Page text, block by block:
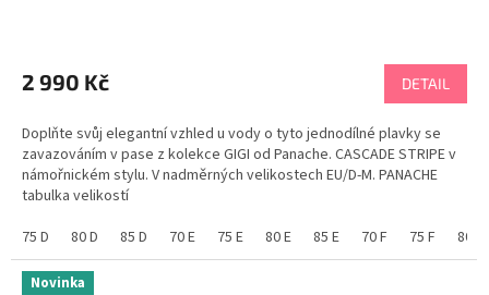
2 990 Kč DETAIL
Doplňte svůj elegantní vzhled u vody o tyto jednodílné plavky se
zavazováním v pase z kolekce GIGI od Panache. CASCADE STRIPE v
námořnickém stylu. V nadměrných velikostech EU/D-M. PANACHE
tabulka velikostí
75 D
80 D 85 D 70 E 75 E 80 E 85 E 70 F 75 F 80 F
Novinka